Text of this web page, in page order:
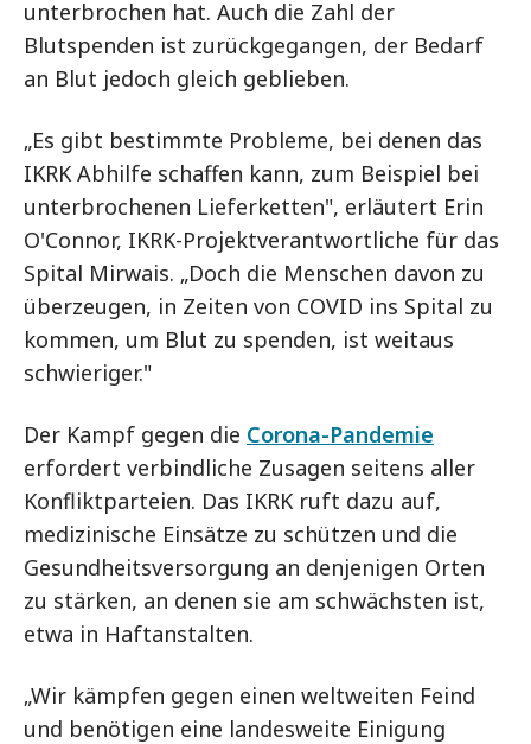
unterbrochen hat. Auch die Zahl der
Blutspenden ist zurückgegangen, der Bedarf
an Blut jedoch gleich geblieben.
„Es gibt bestimmte Probleme, bei denen das
IKRK Abhilfe schaffen kann, zum Beispiel bei
unterbrochenen Lieferketten", erläutert Erin
O'Connor, IKRK-Projektverantwortliche für das
Spital Mirwais. „Doch die Menschen davon zu
überzeugen, in Zeiten von COVID ins Spital zu
kommen, um Blut zu spenden, ist weitaus
schwieriger."
Der Kampf gegen die Corona-Pandemie
erfordert verbindliche Zusagen seitens aller
Konfliktparteien. Das IKRK ruft dazu auf,
medizinische Einsätze zu schützen und die
Gesundheitsversorgung an denjenigen Orten
zu stärken, an denen sie am schwächsten ist,
etwa in Haftanstalten.
„Wir kämpfen gegen einen weltweiten Feind
und benötigen eine landesweite Einigung